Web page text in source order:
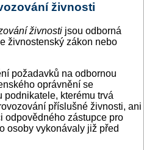
živnosti
živnosti jsou odborná
živnostenský zákon nebo
požadavků na odbornou
oprávnění se
podnikatele, kterému trvá
příslušné živnosti, ani
odpovědného zástupce pro
osoby vykonávaly již před